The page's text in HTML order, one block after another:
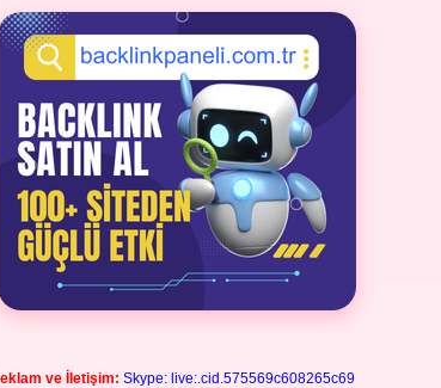
ve İletişim: Skype: live:.cid.575569c608265c69